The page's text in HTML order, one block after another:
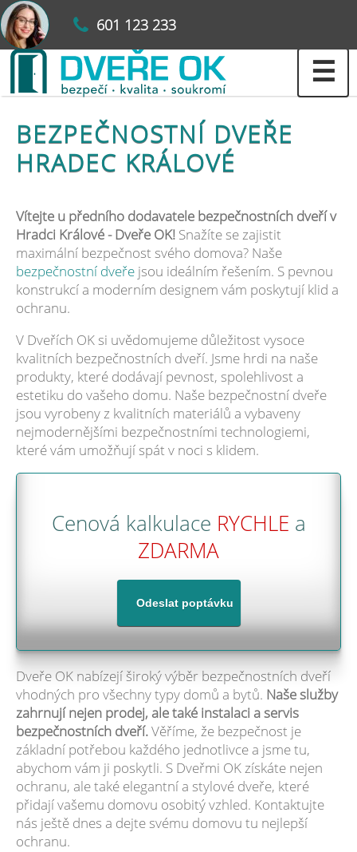
601 123 233
☰
BEZPEČNOSTNÍ DVEŘE
HRADEC KRÁLOVÉ
Vítejte u předního dodavatele bezpečnostních dveří v
Hradci Králové - Dveře OK! Snažíte se zajistit
maximální bezpečnost svého domova? Naše
bezpečnostní dveře jsou ideálním řešením. S pevnou
konstrukcí a moderním designem vám poskytují klid a
ochranu.
V Dveřích OK si uvědomujeme důležitost vysoce
kvalitních bezpečnostních dveří. Jsme hrdi na naše
produkty, které dodávají pevnost, spolehlivost a
estetiku do vašeho domu. Naše bezpečnostní dveře
jsou vyrobeny z kvalitních materiálů a vybaveny
nejmodernějšími bezpečnostními technologiemi,
které vám umožňují spát v noci s klidem.
Cenová kalkulace RYCHLE a
ZDARMA
Dveře OK nabízejí široký výběr bezpečnostních dveří
vhodných pro všechny typy domů a bytů. Naše služby
zahrnují nejen prodej, ale také instalaci a servis
bezpečnostních dveří.Věříme, že bezpečnost je
základní potřebou každého jednotlivce a jsme tu,
abychom vám ji poskytli. S Dveřmi OK získáte nejen
ochranu, ale také elegantní a stylové dveře, které
přidají vašemu domovu osobitý vzhled. Kontaktujte
nás ještě dnes a dejte svému domovu tu nejlepší
ochranu.